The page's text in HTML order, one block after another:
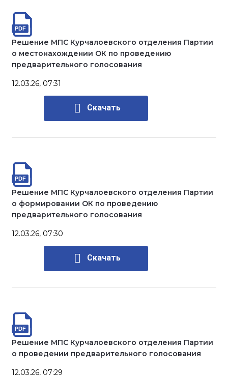
Решение МПС Курчалоевского отделения Партии
о местонахождении ОК по проведению
предварительного голосования
12.03.26, 07:31
Скачать
Решение МПС Курчалоевского отделения Партии
о формировании ОК по проведению
предварительного голосования
12.03.26, 07:30
Скачать
Решение МПС Курчалоевского отделения Партии
о проведении предварительного голосования
12.03.26, 07:29